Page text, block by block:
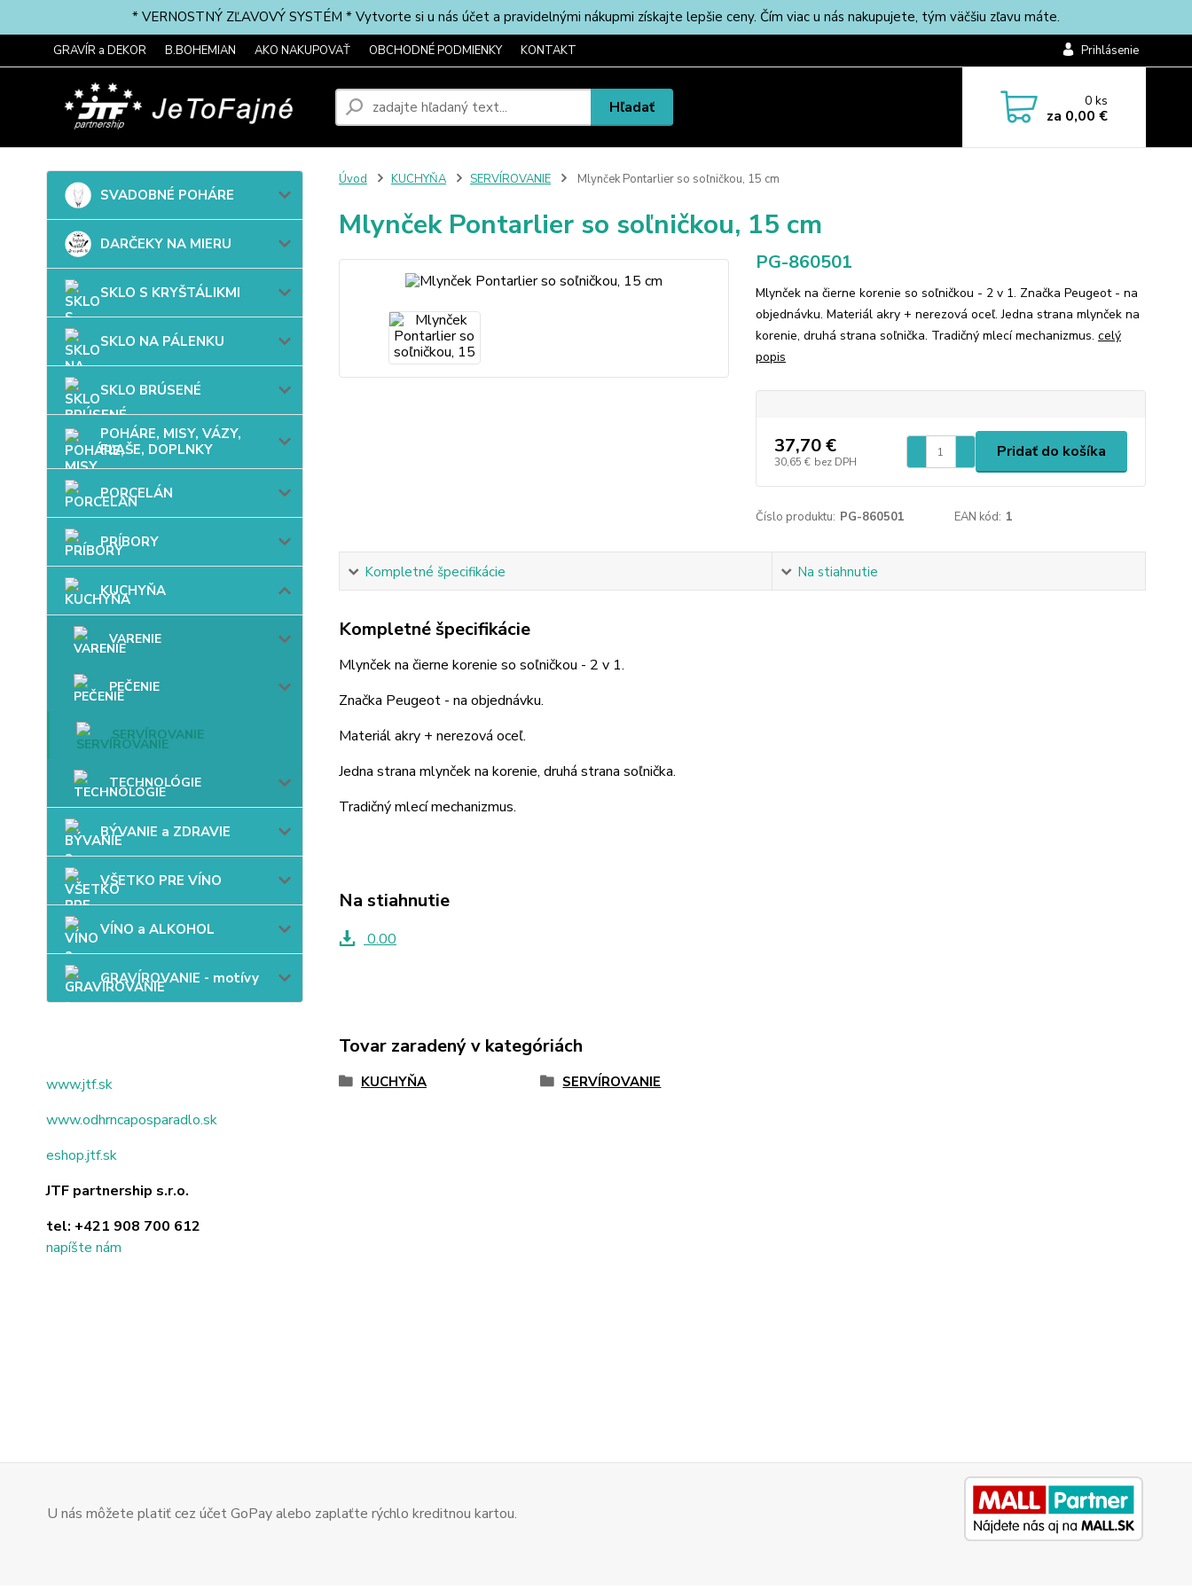
* VERNOSTNÝ ZĽAVOVÝ SYSTÉM * Vytvorte si u nás účet a pravidelnými nákupmi získajte lepšie ceny. Čím viac u nás nakupujete, tým väčšiu zľavu máte.
GRAVÍR a DEKOR B.BOHEMIAN AKO NAKUPOVAŤ OBCHODNÉ PODMIENKY KONTAKT Prihlásenie
Hľadať 0ks
za 0,00 €
SVADOBNÉ POHÁRE
DARČEKY NA MIERU
SKLO S KRYŠTÁLIKMI
SKLO NA PÁLENKU
SKLO BRÚSENÉ
POHÁRE, MISY, VÁZY,
FĽAŠE, DOPLNKY
PORCELÁN
PRÍBORY
KUCHYŇA
VARENIE
PEČENIE
SERVÍROVANIE
TECHNOLÓGIE
BÝVANIE a ZDRAVIE
VŠETKO PRE VÍNO
VÍNO a ALKOHOL
GRAVÍROVANIE - motívy
www.jtf.sk
www.odhrncaposparadlo.sk
eshop.jtf.sk
JTF partnership s.r.o.
tel: +421 908 700 612
napíšte nám
Úvod KUCHYŇA SERVÍROVANIE Mlynček Pontarlier so soľničkou, 15 cm
Mlynček Pontarlier so soľničkou, 15 cm
PG-860501
Mlynček na čierne korenie so soľničkou - 2 v 1. Značka Peugeot - na
objednávku. Materiál akry + nerezová oceľ. Jedna strana mlynček na
korenie, druhá strana soľnička. Tradičný mlecí mechanizmus. celý
popis
37,70 €
30,65 € bez DPH
Pridať do košíka
Číslo produktu: PG-860501 EAN kód: 1
Kompletné špecifikácie Na stiahnutie
Kompletné špecifikácie
Mlynček na čierne korenie so soľničkou - 2 v 1.
Značka Peugeot - na objednávku.
Materiál akry + nerezová oceľ.
Jedna strana mlynček na korenie, druhá strana soľnička.
Tradičný mlecí mechanizmus.
Na stiahnutie
0.00
Tovar zaradený v kategóriách
KUCHYŇA SERVÍROVANIE
U nás môžete platiť cez účet GoPay alebo zaplaťte rýchlo kreditnou kartou.